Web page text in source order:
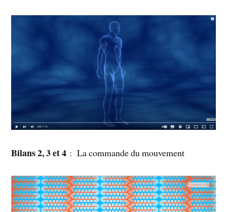
Bilans 2, 3 et 4 : La commande du mouvement